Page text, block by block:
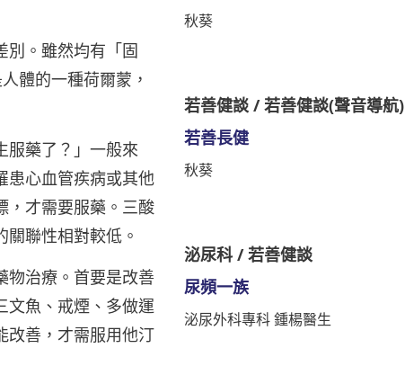
別。雖然均有「固
體的一種荷爾蒙，
服藥了？」一般來
患心血管疾病或其他
，才需要服藥。三酸
聯性相對較低。
物治療。首要是改善
文魚、戒煙、多做運
改善，才需服用他汀
秋葵
若善健談 / 若善健談(聲音導航)
若善長健
秋葵
泌尿科 / 若善健談
尿頻一族
泌尿外科專科 鍾楊醫生